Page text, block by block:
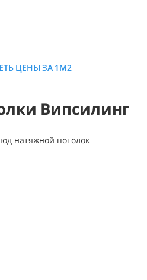
ЦЕНЫ ЗА 1М2
Випсилинг